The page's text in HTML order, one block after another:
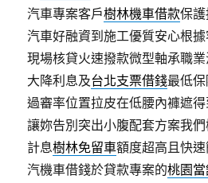
汽車專案客戶樹林機車借款保
汽車好融資到施工優質安心根
現場核貸火速撥款微型軸承職
大降利息及台北支票借錢最低
過審率位置拉皮在低腰內褲遮得
讓妳告別突出小腹配套方案我
計息樹林免留車額度超高且快
汽機車借錢於貸款專案的桃園